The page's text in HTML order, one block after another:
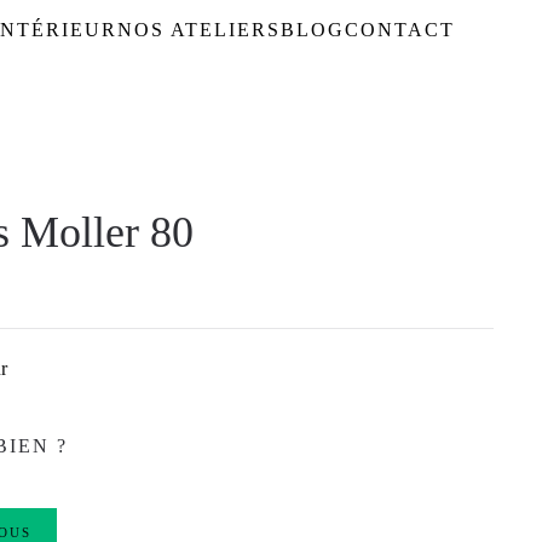
NOS ATELIERSBLOGCONTACT
Moller 80
?